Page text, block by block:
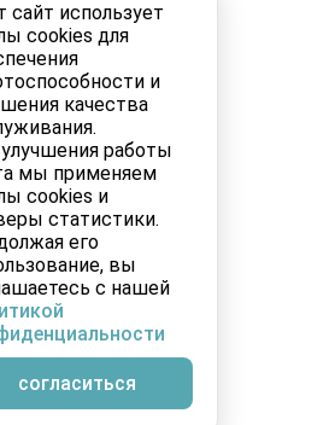
сайт использует
cookies для
и
качества
работы
мы применяем
cookies и
статистики.
его
вы
с нашей
согласиться